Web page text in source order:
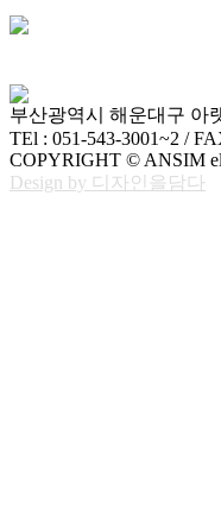
부산광역시 해운대구 아
TEl : 051-543-3001~2 /
COPYRIGHT © ANSIM
Design by 디자인을담다